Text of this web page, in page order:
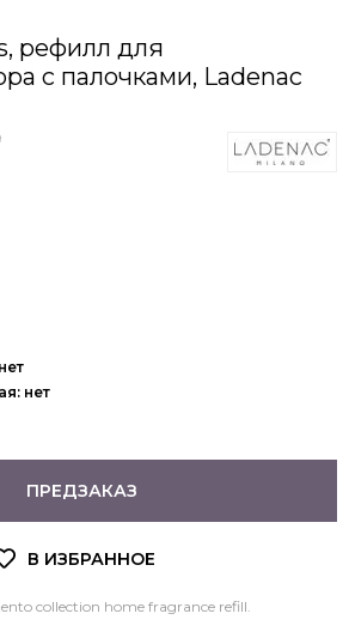
рефилл для
с палочками, Ladenac
ПРЕДЗАКАЗ
collection home fragrance refill.